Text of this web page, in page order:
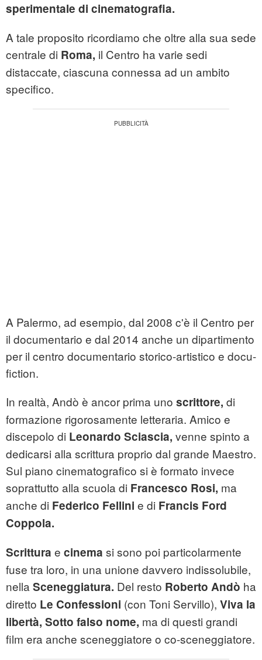
sperimentale di cinematografia.
A tale proposito ricordiamo che oltre alla sua sede
centrale di Roma, il Centro ha varie sedi
distaccate, ciascuna connessa ad un ambito
specifico.
A Palermo, ad esempio, dal 2008 c'è il Centro per
il documentario e dal 2014 anche un dipartimento
per il centro documentario storico-artistico e docu-
fiction.
In realtà, Andò è ancor prima uno scrittore, di
formazione rigorosamente letteraria. Amico e
discepolo di Leonardo Sciascia, venne spinto a
dedicarsi alla scrittura proprio dal grande Maestro.
Sul piano cinematografico si è formato invece
soprattutto alla scuola di Francesco Rosi, ma
anche di Federico Fellini e di Francis Ford
Coppola.
Scrittura e cinema si sono poi particolarmente
fuse tra loro, in una unione davvero indissolubile,
nella Sceneggiatura. Del resto Roberto Andò ha
diretto Le Confessioni (con Toni Servillo), Viva la
libertà, Sotto falso nome, ma di questi grandi
film era anche sceneggiatore o co-sceneggiatore.